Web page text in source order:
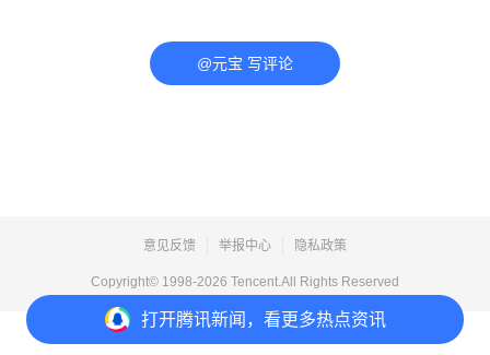
打开腾讯新闻，看更多热点资讯
@元宝 写评论
意见反馈 举报中心 隐私政策
Copyright© 1998-2026 Tencent.All Rights Reserved